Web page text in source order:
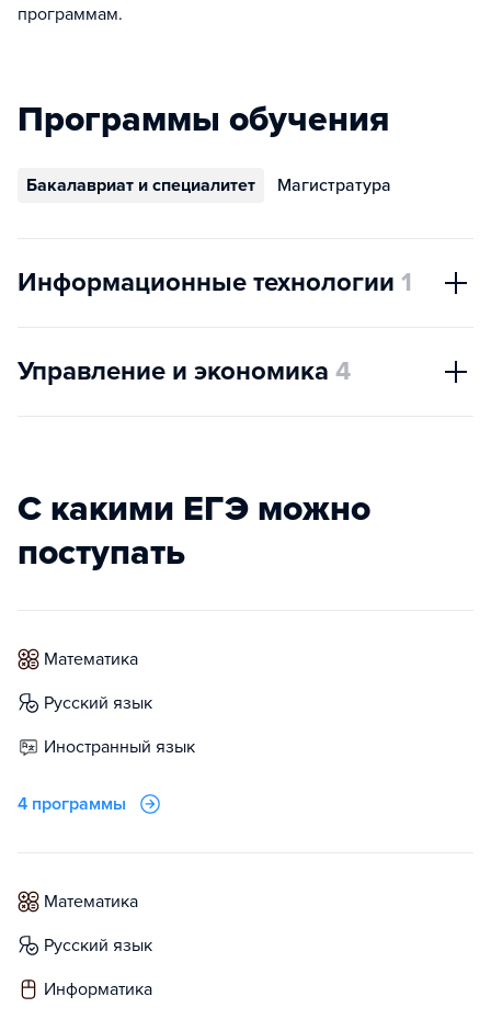
программам.
Программы обучения
Бакалавриат и специалитет Магистратура
Информационные технологии 1
Управление и экономика 4
С какими ЕГЭ можно
поступать
математика
русский язык
иностранный язык
4 программы
математика
русский язык
информатика